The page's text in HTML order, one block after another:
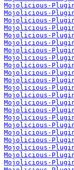
Mojolicious-
Mojolicious-
Mojolicious-
Mojolicious-
Mojolicious-
Mojolicious-
Mojolicious-
Mojolicious-
Mojolicious-
Mojolicious-
Mojolicious-
Mojolicious-
Mojolicious-
Mojolicious-
Mojolicious-
Mojolicious-
Mojolicious-
Mojolicious-
Mojolicious-
Mojolicious-
Mojolicious-
Mojolicious-